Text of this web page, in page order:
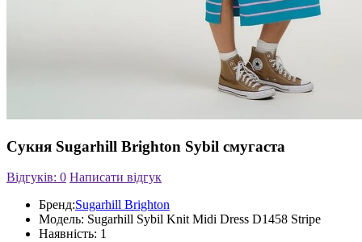
Сукня Sugarhill Brighton Sybil смугаста
Відгуків: 0 Написати відгук
Бренд:Sugarhill Brighton
Модель: Sugarhill Sybil Knit Midi Dress D1458 Stripe
Наявність: 1